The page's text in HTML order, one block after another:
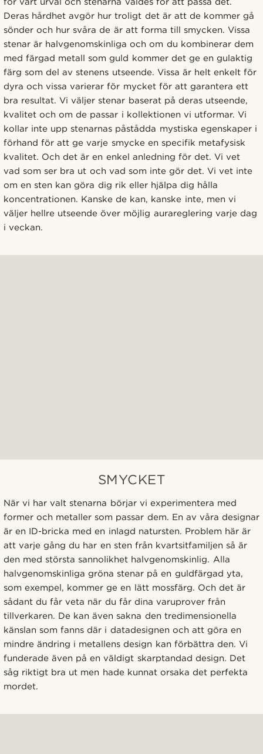
Deras hårdhet avgör hur troligt det är att de kommer gå
sönder och hur svåra de är att forma till smycken. Vissa
stenar är halvgenomskinliga och om du kombinerar dem
med färgad metall som guld kommer det ge en gulaktig
färg som del av stenens utseende. Vissa är helt enkelt för
dyra och vissa varierar för mycket för att garantera ett
bra resultat. Vi väljer stenar baserat på deras utseende,
kvalitet och om de passar i kollektionen vi utformar. Vi
kollar inte upp stenarnas påstådda mystiska egenskaper i
förhand för att ge varje smycke en specifik metafysisk
kvalitet. Och det är en enkel anledning för det. Vi vet
vad som ser bra ut och vad som inte gör det. Vi vet inte
om en sten kan göra dig rik eller hjälpa dig hålla
koncentrationen. Kanske de kan, kanske inte, men vi
väljer hellre utseende över möjlig aurareglering varje dag
i veckan.
SMYCKET
När vi har valt stenarna börjar vi experimentera med
former och metaller som passar dem. En av våra designar
är en ID-bricka med en inlagd natursten. Problem här är
att varje gång du har en sten från kvartsitfamiljen så är
den med största sannolikhet halvgenomskinlig. Alla
halvgenomskinliga gröna stenar på en guldfärgad yta,
som exempel, kommer ge en lätt mossfärg. Och det är
sådant du får veta när du får dina varuprover från
tillverkaren. De kan även sakna den tredimensionella
känslan som fanns där i datadesignen och att göra en
mindre ändring i metallens design kan förbättra den. Vi
funderade även på en väldigt skarptandad design. Det
såg riktigt bra ut men hade kunnat orsaka det perfekta
mordet.